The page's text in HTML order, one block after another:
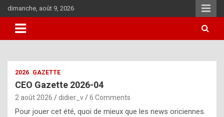
Skip
to
content
dimanche, août 9, 2026
i
2026 GAZETTE
CEO Gazette 2026-04
2 août 2026 didier_v 6 Comments
Pour jouer cet été, quoi de mieux que les news oriciennes.